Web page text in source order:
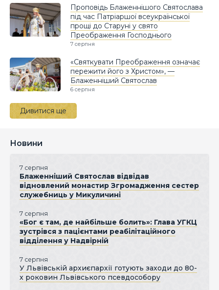
Проповідь Блаженнішого Святослава
під час Патріаршої всеукраїнської
прощі до Старуні у свято
Преображення Господнього
7 серпня
«Святкувати Преображення означає
пережити його з Христом», —
Блаженніший Святослав
6 серпня
Дивитися ще
Новини
7 серпня
Блаженніший Святослав відвідав
відновлений монастир Згромадження сестер
служебниць у Микуличині
7 серпня
«Бог є там, де найбільше болить»: Глава УГКЦ
зустрівся з пацієнтами реабілітаційного
відділення у Надвірній
7 серпня
У Львівській архиєпархії готують заходи до 80-
х роковин Львівського псевдособору